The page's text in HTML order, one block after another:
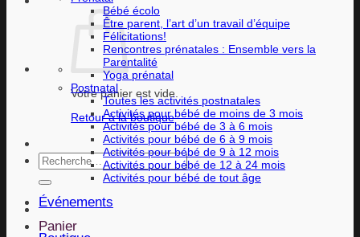
Votre panier est vide.
Retour à la boutique
Recherche
pour :
Panier
Bébé écolo
Être parent, l’art d’un travail d’équipe
Félicitations!
Rencontres prénatales : Ensemble vers la
Parentalité
Yoga prénatal
Postnatal
Toutes les activités postnatales
Activités pour bébé de moins de 3 mois
Activités pour bébé de 3 à 6 mois
Activités pour bébé de 6 à 9 mois
Activités pour bébé de 9 à 12 mois
Activités pour bébé de 12 à 24 mois
Activités pour bébé de tout âge
Événements